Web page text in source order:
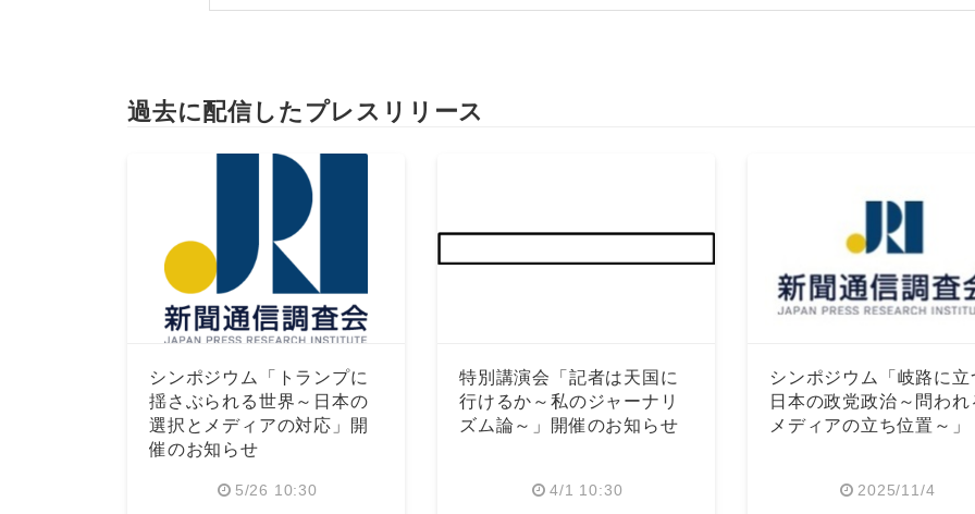
過去に配信したプレスリリース
シンポジウム「トランプに
揺さぶられる世界～日本の
選択とメディアの対応」開
催のお知らせ
5/26 10:30
特別講演会「記者は天国に
行けるか～私のジャーナリ
ズム論～」開催のお知らせ
4/1 10:30
シンポジウム「岐路に立
日本の政党政治～問われ
メディアの立ち位置～」
2025/11/4